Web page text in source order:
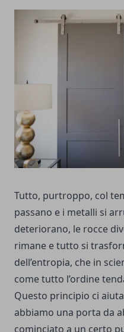
Tutto, purtroppo, col
passano e i metalli si
deteriorano, le rocce
rimane e tutto si
dell’entropia, che in
come tutto l’ordine
Questo principio ci
abbiamo una porta da
cominciato a un certo